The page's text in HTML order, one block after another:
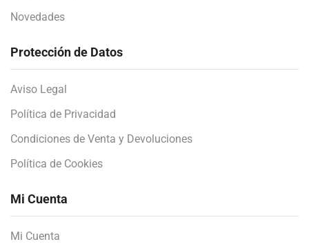
Novedades
Protección de Datos
Aviso Legal
Política de Privacidad
Condiciones de Venta y Devoluciones
Política de Cookies
Mi Cuenta
Mi Cuenta